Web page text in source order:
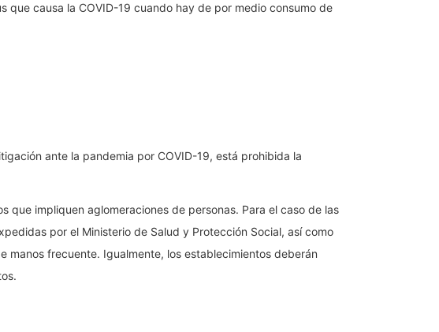
causa la COVID-19 cuando hay de por medio consumo de
ante la pandemia por COVID-19, está prohibida la
que impliquen aglomeraciones de personas. Para el caso de las
por el Ministerio de Salud y Protección Social, así como
frecuente. Igualmente, los establecimientos deberán